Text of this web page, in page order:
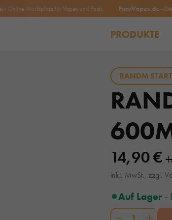
Marktplatz für Vapes und Pods PureVapes.de- Dein
PRODUKTE
RANDM
14,90 €
inkl. MwSt., zzgl.
Auf Lager -